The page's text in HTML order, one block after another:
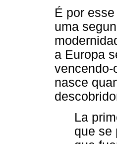
É por
uma
a Europa
vencendo-
nasce
La
que se